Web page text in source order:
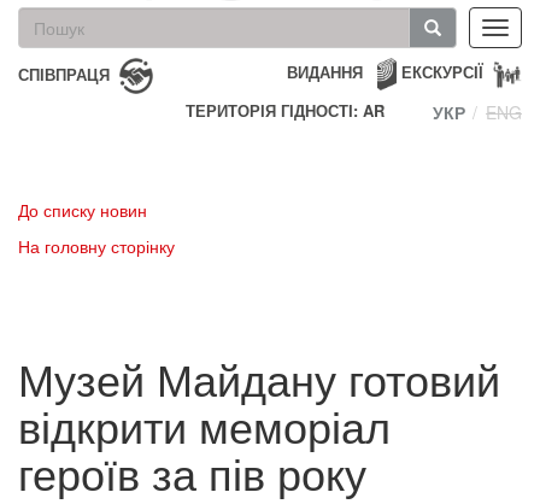
Пошукова
форма
Пошук
СПІВПРАЦЯ ЕКСКУРСІЇ
ВИДАННЯ
ТЕРИТОРІЯ ГІДНОСТІ: AR
УКР ENG
До списку новин
На головну сторінку
Музей Майдану готовий
відкрити меморіал
героїв за пів року